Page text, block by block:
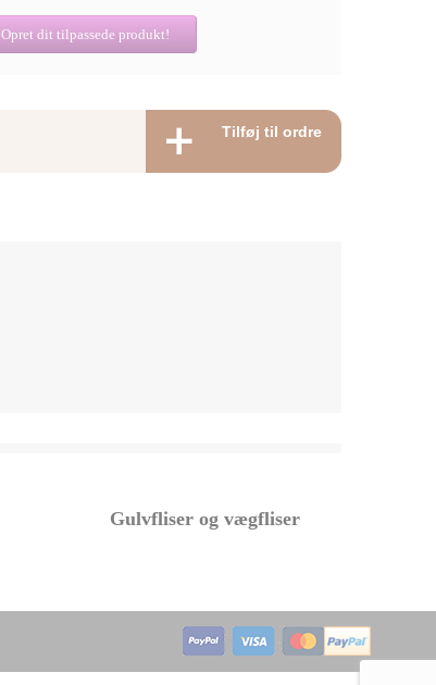
Opret dit tilpassede produkt!
Tilføj til ordre
Gulvfliser og vægfliser